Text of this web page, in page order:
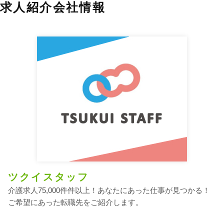
求人紹介会社情報
ツクイスタッフ
介護求人75,000件件以上！あなたにあった仕事が見つかる！
ご希望にあった転職先をご紹介します。